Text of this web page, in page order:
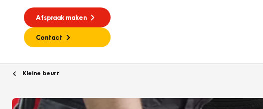
Afspraak maken
Contact
Kleine beurt